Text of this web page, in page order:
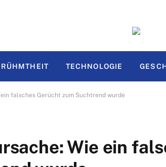
TECHNOLOGIE
falsches Gerücht zum Suchtrend wurde
Wie ein